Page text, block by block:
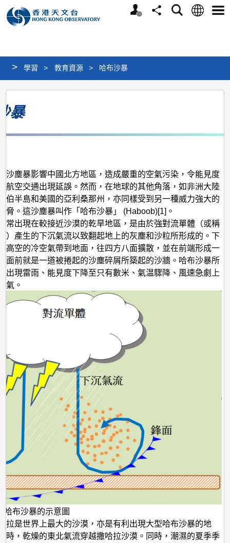
個
分
搜
語
選
> 學習 > 教育資源 > 哈布沙暴
哈
布
暴
沙塵暴影響中國北方地區，造成嚴重的空氣污染，令能見度
航空交通出現延誤。然而，在地球的其他角落，如非洲大陸
伯半島和美國的亞利桑那州，亦同樣受到另一種威力強大的
脅。這沙塵暴叫作「哈布沙暴」 (Haboob)[1]。
常出現在較接近沙漠的乾旱地區，是由於強對流單體（或稱
）產生的下沉氣流以致翻起地上的灰塵和沙粒所形成的。下
高空的冷空氣帶到地面，往四方八面擴散，並在前端形成一
面前就是一道被捲起的沙塵碎屑所築起的沙牆。哈布沙暴所
出現雷雨、能見度下降至只有數米、氣温驟降、風速急劇上
氣。
哈布沙暴的示意圖
拉是世界上最大的沙漠，亦是有利出現大型哈布沙暴的地
時，乾燥的東北氣流穿越撒哈拉沙漠。同時，潮濕的夏季季